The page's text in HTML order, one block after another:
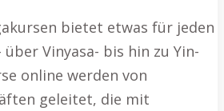
bietet etwas für jeden
Vinyasa- bis hin zu Yin-
online werden von
geleitet, die mit